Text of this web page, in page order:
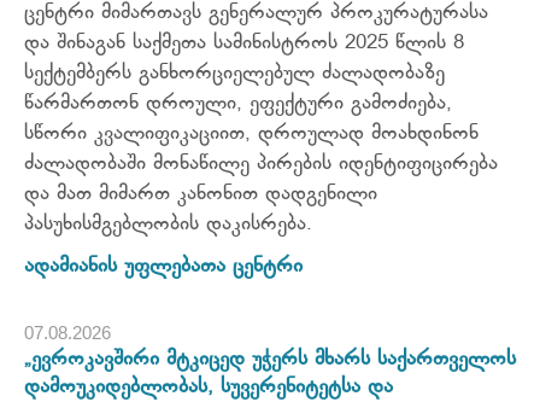
ცენტრი მიმართავს გენერალურ პროკურატურასა
და შინაგან საქმეთა სამინისტროს 2025 წლის 8
სექტემბერს განხორციელებულ ძალადობაზე
წარმართონ დროული, ეფექტური გამოძიება,
სწორი კვალიფიკაციით, დროულად მოახდინონ
ძალადობაში მონაწილე პირების იდენტიფიცირება
და მათ მიმართ კანონით დადგენილი
პასუხისმგებლობის დაკისრება.
ადამიანის უფლებათა ცენტრი
07.08.2026
„ევროკავშირი მტკიცედ უჭერს მხარს საქართველოს
დამოუკიდებლობას, სუვერენიტეტსა და